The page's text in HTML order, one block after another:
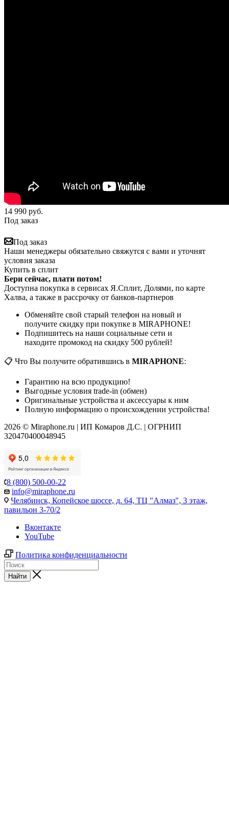
14 990 руб.
Под заказ
Под заказ
Наши менеджеры обязательно свяжутся с вами и уточнят
условия заказа
Купить в сплит
Бери сейчас, плати потом!
Доступна покупка в сервисах Я.Сплит, Долями, по карте
Халва, а также в рассрочку от банков-партнеров
Обменяйте свой старый телефон на новый и
получите скидку при покупке в MIRAPHONE!
Подпишитесь на наши социальные сети и
находите промокод на скидку 500 рублей!
📋 Что Вы получите обратившись в MIRAPHONE:
Гарантию на всю продукцию!
Выгодные условия trade-in (обмен)
Оригинальные устройства и аксессуары к ним
Полную информацию о происхождении устройства!
2026 © Miraphone.ru | ИП Комаров Д.С. | ОГРНИП
320470400048945
8 (800) 500-00-22
info@miraphone.ru
Челябинск, Копейское шоссе, д. 64, ТЦ "Алмаз", 3 этаж,
павильон 3-70/2
Вконтакте
YouTube
Политика конфиденциальности
Найти